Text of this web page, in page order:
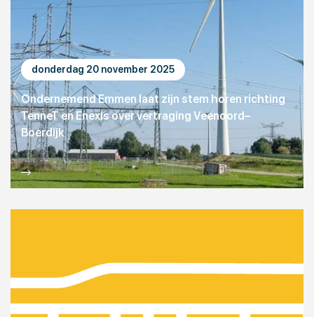
donderdag 20 november 2025
Ondernemend Emmen laat zijn stem horen richting
TenneT en Enexis over vertraging Veenoord–
Boerdijk